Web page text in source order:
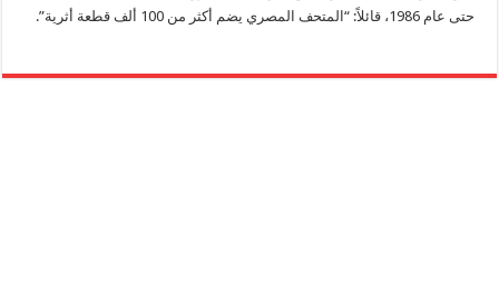
حتى عام 1986، قائلاً: “المتحف المصري يضم أكثر من 100 ألف قطعة أثرية”.